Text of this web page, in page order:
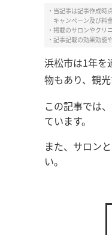
・当記事は記事作成時
キャンペーン及び料
・掲載のサロンやクリ
・記事記載の効果効能
浜松市は1年を
物もあり、観
この記事では
ています。
また、サロン
い。